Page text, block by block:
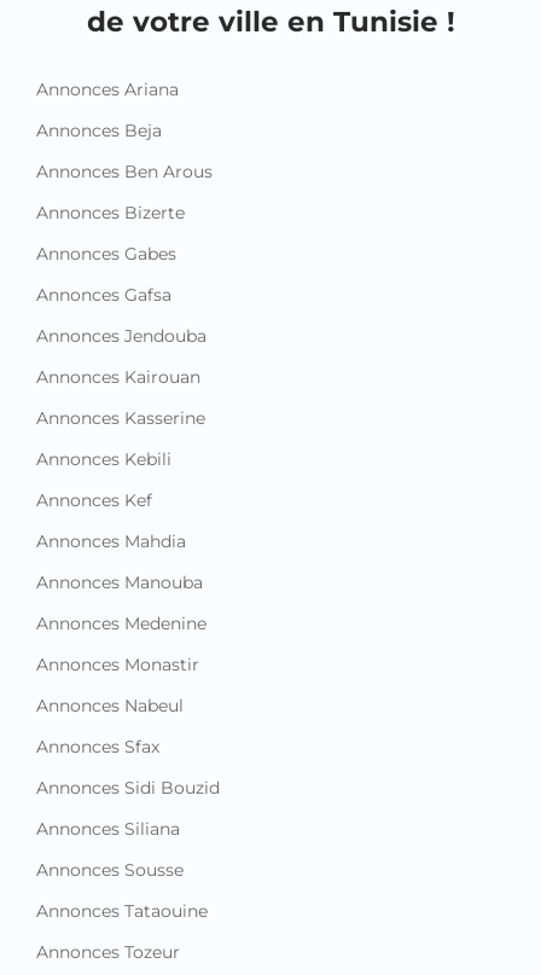
Annonces Beja
Annonces Bizerte
Annonces Gabes
Annonces Gafsa
Annonces Jendouba
Annonces Kairouan
Annonces Kasserine
Annonces Kebili
Annonces Kef
Annonces Mahdia
Annonces Manouba
Annonces Medenine
Annonces Monastir
Annonces Nabeul
Annonces Sfax
Annonces Sidi Bouzid
Annonces Siliana
Annonces Sousse
Annonces Tataouine
Annonces Tozeur
Annonces Tunis
Annonces Zaghouan